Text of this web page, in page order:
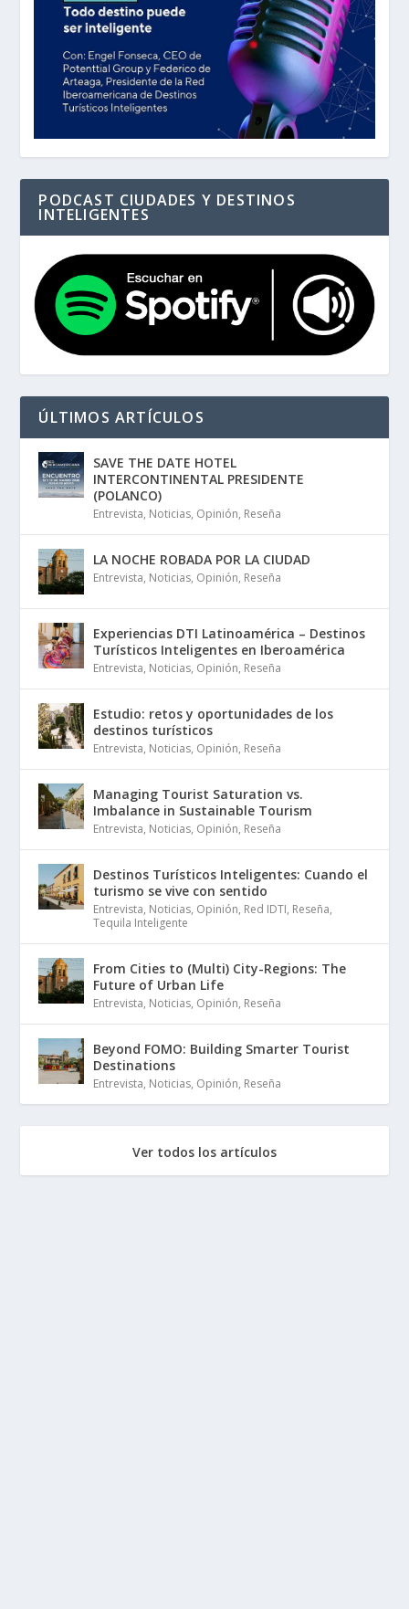
PODCAST CIUDADES Y DESTINOS
INTELIGENTES
ÚLTIMOS ARTÍCULOS
SAVE THE DATE HOTEL
INTERCONTINENTAL PRESIDENTE
(POLANCO)
Entrevista, Noticias, Opinión, Reseña
LA NOCHE ROBADA POR LA CIUDAD
Entrevista, Noticias, Opinión, Reseña
Experiencias DTI Latinoamérica – Destinos
Turísticos Inteligentes en Iberoamérica
Entrevista, Noticias, Opinión, Reseña
Estudio: retos y oportunidades de los
destinos turísticos
Entrevista, Noticias, Opinión, Reseña
Managing Tourist Saturation vs.
Imbalance in Sustainable Tourism
Entrevista, Noticias, Opinión, Reseña
Destinos Turísticos Inteligentes: Cuando el
turismo se vive con sentido
Entrevista, Noticias, Opinión, Red IDTI, Reseña,
Tequila Inteligente
From Cities to (Multi) City-Regions: The
Future of Urban Life
Entrevista, Noticias, Opinión, Reseña
Beyond FOMO: Building Smarter Tourist
Destinations
Entrevista, Noticias, Opinión, Reseña
Ver todos los artículos